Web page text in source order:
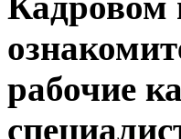
рабочие